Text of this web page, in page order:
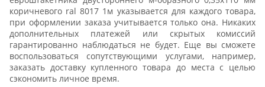
коричневого ral 8017 1м указывается для каждого товара,
при оформлении заказа учитывается только она. Никаких
дополнительных платежей или скрытых комиссий
гарантированно наблюдаться не будет. Еще вы сможете
воспользоваться сопутствующими услугами, например,
заказать доставку купленного товара до места с целью
сэкономить личное время.